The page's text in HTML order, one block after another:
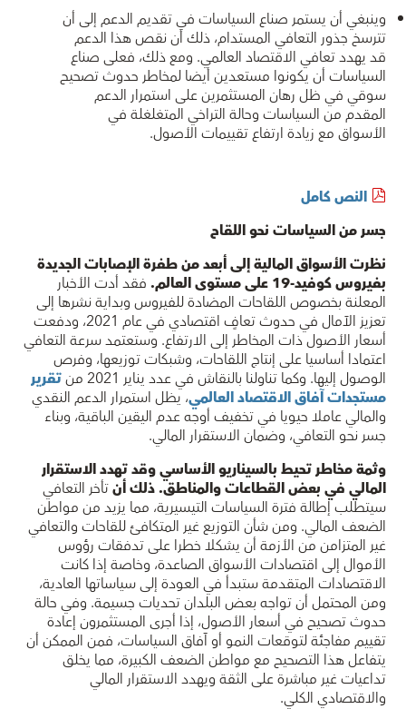
وينبغي أن يستمر صناع السياسات في تقديم الدعم إلى أن
تترسخ جذور التعافي المستدام، ذلك أن نقص هذا الدعم
قد يهدد تعافي الاقتصاد العالمي. ومع ذلك، فعلى صناع
السياسات أن يكونوا مستعدين أيضا لمخاطر حدوث تصحيح
سوقي في ظل رهان المستثمرين على استمرار الدعم
المقدم من السياسات وحالة التراخي المتغلغلة في
الأسواق مع زيادة ارتفاع تقييمات الأصول.
النص كامل
جسر من السياسات نحو اللقاح
نظرت الأسواق المالية إلى أبعد من طفرة الإصابات الجديدة
بفيروس كوفيد-19 على مستوى العالم. فقد أدت الأخبار
المعلنة بخصوص اللقاحات المضادة للفيروس وبداية نشرها إلى
تعزيز الآمال في حدوث تعافٍ اقتصادي في عام 2021، ودفعت
أسعار الأصول ذات المخاطر إلى الارتفاع. وستعتمد سرعة التعافي
اعتمادا أساسيا على إنتاج اللقاحات، وشبكات توزيعها، وفرص
الوصول إليها. وكما تناولنا بالنقاش في عدد يناير 2021 من تقرير
مستجدات آفاق الاقتصاد العالمي، يظل استمرار الدعم النقدي
والمالي عاملا حيويا في تخفيف أوجه عدم اليقين الباقية، وبناء
جسر نحو التعافي، وضمان الاستقرار المالي.
وثمة مخاطر تحيط بالسيناريو الأساسي وقد تهدد الاستقرار
المالي في بعض القطاعات والمناطق. ذلك أنتأخر التعافي
سيتطلب إطالة فترة السياسات التيسيرية، مما يزيد من مواطن
الضعف المالي. ومن شأن التوزيع غير المتكافئ للقاحات والتعافي
غير المتزامن من الأزمة أن يشكلا خطرا على تدفقات رؤوس
الأموال إلى اقتصادات الأسواق الصاعدة، وخاصة إذا كانت
الاقتصادات المتقدمة ستبدأ في العودة إلى سياساتها العادية،
ومن المحتمل أن تواجه بعض البلدان تحديات جسيمة. وفي حالة
حدوث تصحيح في أسعار الأصول، إذا أجرى المستثمرون إعادة
تقييم مفاجئة لتوقعات النمو أو آفاق السياسات، فمن الممكن أن
يتفاعل هذا التصحيح مع مواطن الضعف الكبيرة، مما يخلق
تداعيات غير مباشرة على الثقة ويهدد الاستقرار المالي
والاقتصادي الكلي.